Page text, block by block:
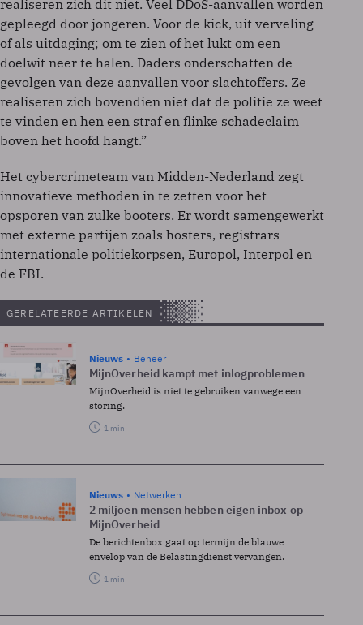
realiseren zich dit niet. Veel DDoS-aanvallen worden
gepleegd door jongeren. Voor de kick, uit verveling
of als uitdaging; om te zien of het lukt om een
doelwit neer te halen. Daders onderschatten de
gevolgen van deze aanvallen voor slachtoffers. Ze
realiseren zich bovendien niet dat de politie ze weet
te vinden en hen een straf en flinke schadeclaim
boven het hoofd hangt.”
Het cybercrimeteam van Midden-Nederland zegt
innovatieve methoden in te zetten voor het
opsporen van zulke booters. Er wordt samengewerkt
met externe partijen zoals hosters, registrars
internationale politiekorpsen, Europol, Interpol en
de FBI.
GERELATEERDE ARTIKELEN
Nieuws Beheer
MijnOverheid kampt met inlogproblemen
MijnOverheid is niet te gebruiken vanwege een
storing.
1 min
Nieuws Netwerken
2 miljoen mensen hebben eigen inbox op
MijnOverheid
De berichtenbox gaat op termijn de blauwe
envelop van de Belastingdienst vervangen.
1 min